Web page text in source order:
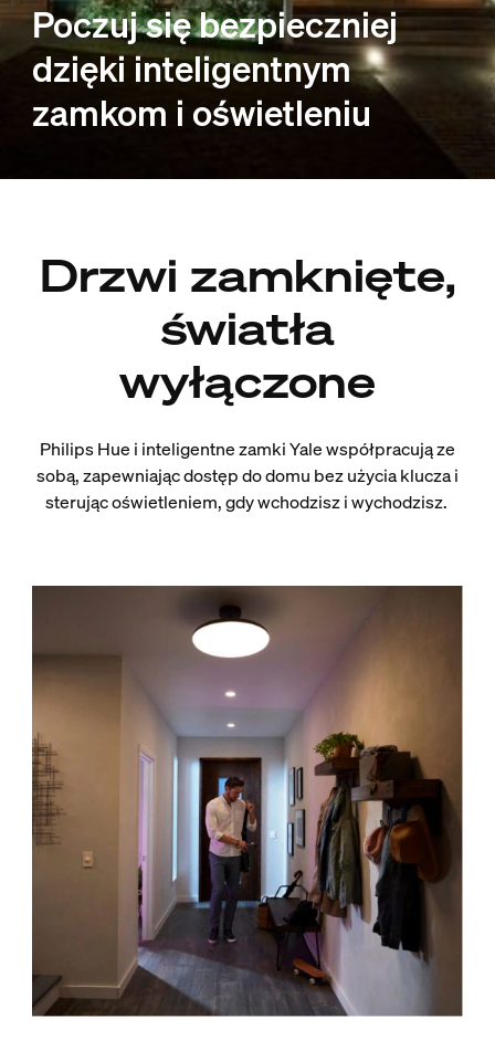
Poczuj się bezpieczniej
dzięki inteligentnym
zamkom i oświetleniu
Drzwi zamknięte,
światła
wyłączone
Philips Hue i inteligentne zamki Yale współpracują ze
sobą, zapewniając dostęp do domu bez użycia klucza i
sterując oświetleniem, gdy wchodzisz i wychodzisz.